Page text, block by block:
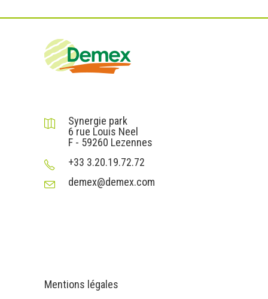
Synergie park
6 rue Louis Neel
F - 59260 Lezennes
+33 3.20.19.72.72
demex@demex.com
Mentions légales